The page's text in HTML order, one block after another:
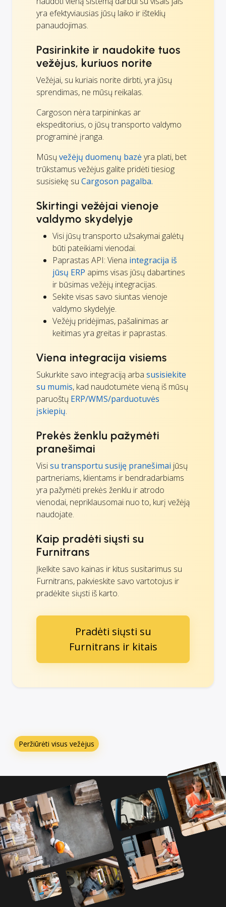
yra efektyviausias jūsų laiko ir išteklių
panaudojimas.
Pasirinkite ir naudokite tuos
vežėjus, kuriuos norite
Vežėjai, su kuriais norite dirbti, yra jūsų
sprendimas, ne mūsų reikalas.
Cargoson nėra tarpininkas ar
ekspeditorius, o jūsų transporto valdymo
programinė įranga.
Mūsų vežėjų duomenų bazėyra plati, bet
trūkstamus vežėjus galite pridėti tiesiog
susisiekę su Cargoson pagalba.
Skirtingi vežėjai vienoje
valdymo skydelyje
Visi jūsų transporto užsakymai galėtų
būti pateikiami vienodai.
Paprastas API: Viena integracija iš
jūsų ERP apims visas jūsų dabartines
ir būsimas vežėjų integracijas.
Sekite visas savo siuntas vienoje
valdymo skydelyje.
Vežėjų pridėjimas, pašalinimas ar
keitimas yra greitas ir paprastas.
Viena integracija visiems
Sukurkite savo integraciją arba susisiekite
su mumis, kad naudotumėte vieną iš mūsų
paruoštų ERP/WMS/parduotuvės
įskiepių.
Prekės ženklu pažymėti
pranešimai
Visisu transportu susiję pranešimai jūsų
partneriams, klientams ir bendradarbiams
yra pažymėti prekės ženklu ir atrodo
vienodai, nepriklausomai nuo to, kurį vežėją
naudojate.
Kaip pradėti siųsti su
Furnitrans
Įkelkite savo kainas ir kitus susitarimus su
Furnitrans, pakvieskite savo vartotojus ir
pradėkite siųsti iš karto.
Pradėti siųsti su
Furnitrans ir kitais
Peržiūrėti visus vežėjus